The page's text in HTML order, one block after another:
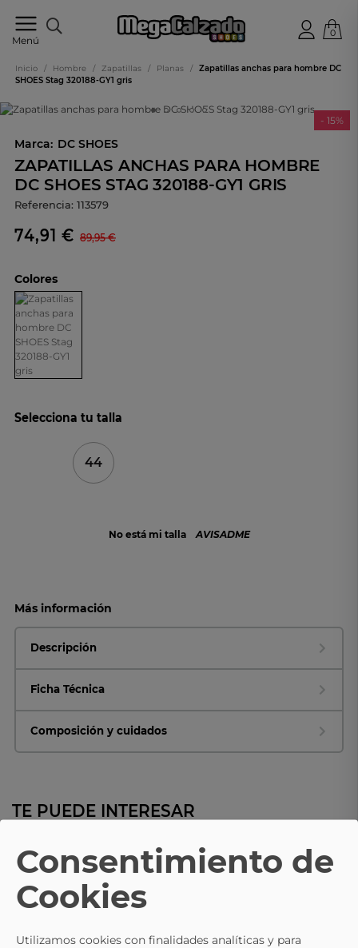
Menú
online
0
Inicio / Hombre / Zapatillas / Planas /
Zapatillas anchas para hombre DC
SHOES Stag 320188-GY1 gris
- 15%
Marca: DC SHOES
ZAPATILLAS ANCHAS PARA HOMBRE
DC SHOES STAG 320188-GY1 GRIS
Referencia: 113579
74,91 € 89,95 €
Colores
Selecciona tu talla
44
No está mi talla AVISADME
Más información
Descripción
Ficha Técnica
Composición y cuidados
TE PUEDE INTERESAR
DC SHOES
Zapatillas DC SHOES Manteca
Multicolor
DC SHOES
Consentimiento de
Cookies
Utilizamos cookies con finalidades analíticas y para